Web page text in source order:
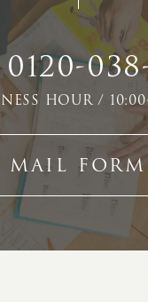
0120-
HOUR /
MAIL FORM